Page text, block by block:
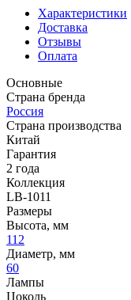
Характеристики
Доставка
Отзывы
Оплата
Основные
Страна бренда
Россия
Страна производства
Китай
Гарантия
2 года
Коллекция
LB-1011
Размеры
Высота, мм
112
Диаметр, мм
60
Лампы
Цоколь